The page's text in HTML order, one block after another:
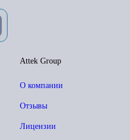
Attek Group
О компании
Отзывы
Лицензии